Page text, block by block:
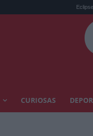
Eclipse solar en
CURIOSAS